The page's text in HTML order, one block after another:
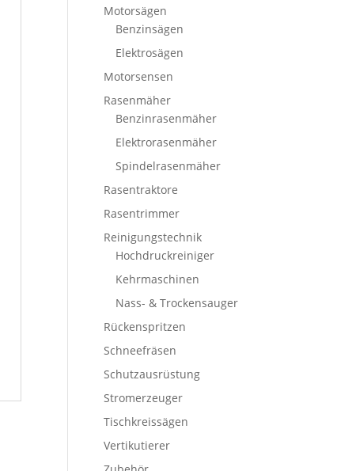
Motorsägen
Benzinsägen
Elektrosägen
Motorsensen
Rasenmäher
Benzinrasenmäher
Elektrorasenmäher
Spindelrasenmäher
Rasentraktore
Rasentrimmer
Reinigungstechnik
Hochdruckreiniger
Kehrmaschinen
Nass- & Trockensauger
Rückenspritzen
Schneefräsen
Schutzausrüstung
Stromerzeuger
Tischkreissägen
Vertikutierer